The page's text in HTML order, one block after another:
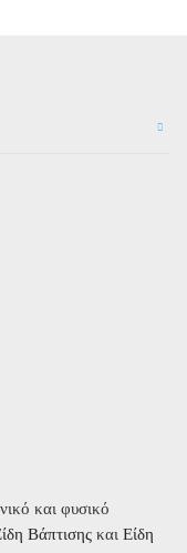
και φυσικό
Βάπτισης και Είδη